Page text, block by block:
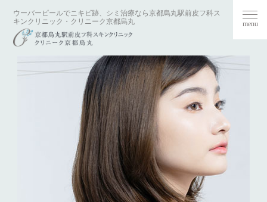
ウーバーピールでニキビ跡、シミ治療なら京都烏丸駅前皮フ科ス
キンクリニック・クリニーク京都烏丸